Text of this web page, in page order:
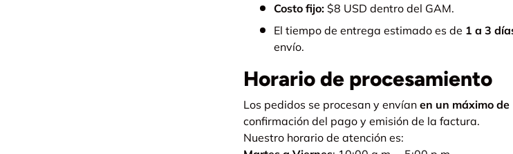
Costo fijo: $8 USD dentro del GAM.
El tiempo de entrega estimado es de 1 a 3
envío.
Horario de procesamiento
Los pedidos se procesan y envían en un máximo
confirmación del pago y emisión de la factura.
Nuestro horario de atención es: